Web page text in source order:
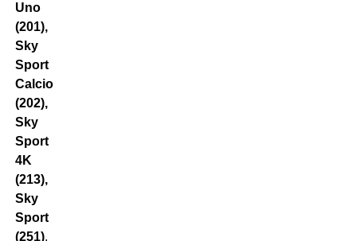
Uno
(201),
Sky
Sport
Calcio
(202),
Sky
Sport
4K
(213),
Sky
Sport
(251).